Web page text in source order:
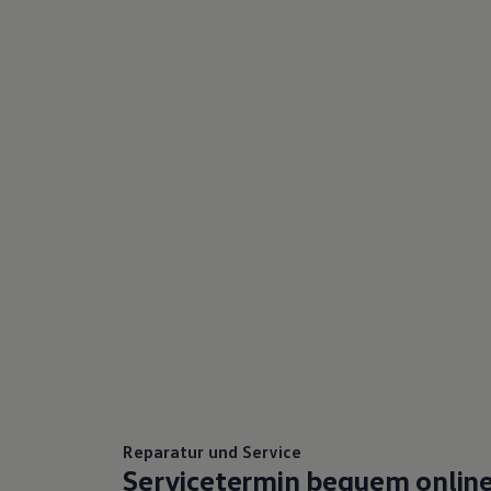
Reparatur und Service
Servicetermin bequem